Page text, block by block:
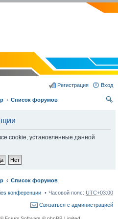
Вход
Регистрация
Список форумов
cookie, установленные данной
Список форумов
Часовой пояс: UTC+03:00
конференции
Связаться с администрацией